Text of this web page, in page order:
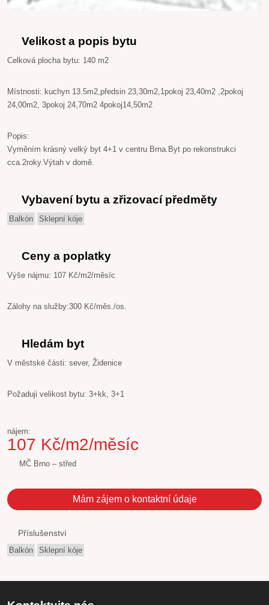
Velikost a popis bytu
Celková plocha bytu: 140 m2
Místnosti: kuchyn 13.5m2,předsin 23,30m2,1pokoj 23,40m2 ,2pokoj
24,00m2, 3pokoj 24,70m2 4pokoj14,50m2
Popis:
Vyměním krásný velký byt 4+1 v centru Brna.Byt po rekonstrukci
cca.2roky.Výtah v domě.
Vybavení bytu a zřizovací předměty
Balkón Sklepní kóje
Ceny a poplatky
Výše nájmu: 107 Kč/m2/měsíc
Zálohy na služby:300 Kč/měs./os.
Hledám byt
V městské části: sever, Židenice
Požaduji velikost bytu: 3+kk, 3+1
nájem:
107 Kč/m2/měsíc
MČ Brno – střed
Mám zájem o kontaktní údaje
Příslušenství
Balkón Sklepní kóje